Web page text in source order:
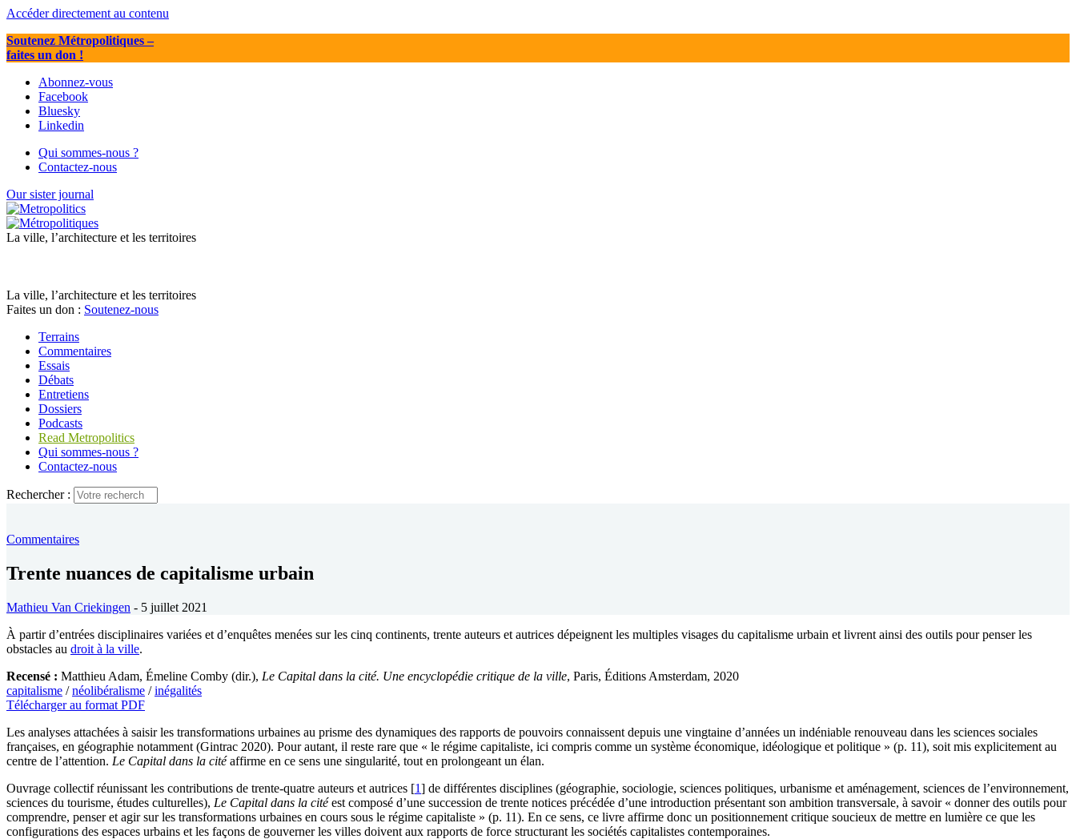
Accéder directement au contenu
Soutenez Métropolitiques–
faites un don !
Abonnez-vous
Facebook
Bluesky
Linkedin
Qui sommes-nous ?
Contactez-nous
Our sister journal
La ville, l’architecture et les territoires
La ville, l’architecture et les territoires
Faites un don : Soutenez-nous
Terrains
Commentaires
Essais
Débats
Entretiens
Dossiers
Podcasts
Read Metropolitics
Qui sommes-nous ?
Contactez-nous
Rechercher :
Commentaires
Trente nuances de capitalisme urbain
Mathieu Van Criekingen - 5 juillet 2021
À partir d’entrées disciplinaires variées et d’enquêtes menées sur les cinq continents, trente auteurs et autrices dépeignent les multiples visages du capitalisme urbain et livrent ainsi des outils pour penser les
obstacles au droit à la ville.
Recensé : Matthieu Adam, Émeline Comby (dir.), Le Capital dans la cité. Une encyclopédie critique de la ville, Paris, Éditions Amsterdam, 2020
capitalisme /néolibéralisme /inégalités
Télécharger au format PDF
Les analyses attachées à saisir les transformations urbaines au prisme des dynamiques des rapports de pouvoirs connaissent depuis une vingtaine d’années un indéniable renouveau dans les sciences sociales
françaises, en géographie notamment (Gintrac 2020). Pour autant, il reste rare que « le régime capitaliste, ici compris comme un système économique, idéologique et politique » (p. 11), soit mis explicitement au
centre de l’attention. Le Capital dans la citéaffirme en ce sens une singularité, tout en prolongeant un élan.
Ouvrage collectif réunissant les contributions de trente-quatre auteurs et autrices [1] de différentes disciplines (géographie, sociologie, sciences politiques, urbanisme et aménagement, sciences de l’environnement,
sciences du tourisme, études culturelles), Le Capital dans la citéest composé d’une succession de trente notices précédée d’une introduction présentant son ambition transversale, à savoir « donner des outils pour
comprendre, penser et agir sur les transformations urbaines en cours sous le régime capitaliste » (p. 11). En ce sens, ce livre affirme donc un positionnement critique soucieux de mettre en lumière ce que les
configurations des espaces urbains et les façons de gouverner les villes doivent aux rapports de force structurant les sociétés capitalistes contemporaines.